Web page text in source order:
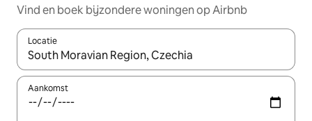
Vind en boek bijzondere woningen op Airbnb
Locatie
Wanneer er resultaten beschikbaar zijn, maak je een keuze
Aankomst